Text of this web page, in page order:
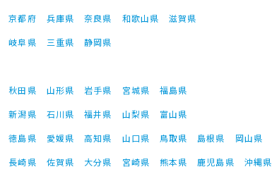
京都府 兵庫県 奈良県 和歌山県
滋賀県
岐阜県 三重県
静岡県
秋田県 山形県 岩手県 宮城県
福島県
新潟県 石川県 福井県 山梨県
富山県
徳島県 愛媛県 高知県 山口県 鳥取県 島根県 岡山県
長崎県 佐賀県 大分県 宮崎県 熊本県 鹿児島県 沖縄県